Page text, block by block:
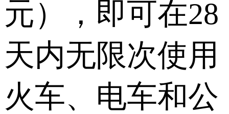
元），即可在28
天内无限次使用
火车、电车和公